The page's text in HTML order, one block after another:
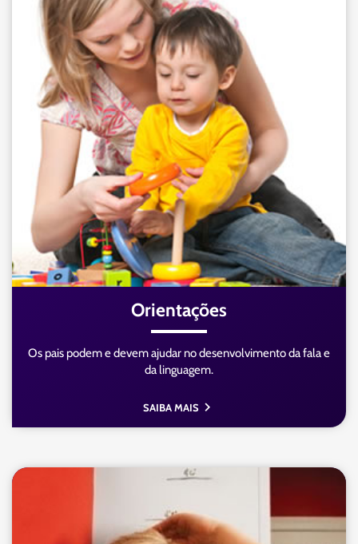
Os pais podem e devem ajudar no desenvolvimento da fala e
da linguagem.
SAIBA MAIS
Orientações